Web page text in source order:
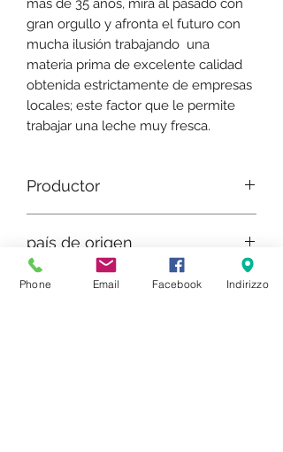
más de 35 años, mira al pasado con
gran orgullo y afronta el futuro con
mucha ilusión trabajando una
materia prima de excelente calidad
obtenida estrictamente de empresas
locales; este factor que le permite
trabajar una leche muy fresca.
Productor
país de origen
Italia - Región de Lazio
Phone Email Facebook Indirizzo